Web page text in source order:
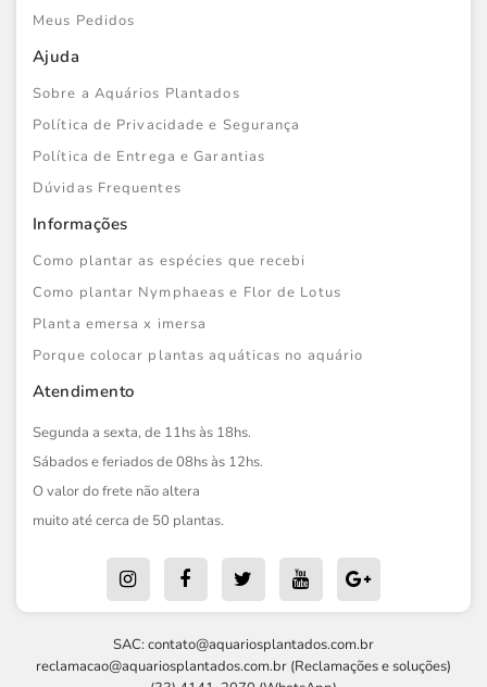
Meus Pedidos
Ajuda
Sobre a Aquários Plantados
Política de Privacidade e Segurança
Política de Entrega e Garantias
Dúvidas Frequentes
Informações
Como plantar as espécies que recebi
Como plantar Nymphaeas e Flor de Lotus
Planta emersa x imersa
Porque colocar plantas aquáticas no aquário
Atendimento
Segunda a sexta, de 11hs às 18hs.
Sábados e feriados de 08hs às 12hs.
O valor do frete não altera
muito até cerca de 50 plantas.
SAC: contato@aquariosplantados.com.br
reclamacao@aquariosplantados.com.br (Reclamações e soluções)